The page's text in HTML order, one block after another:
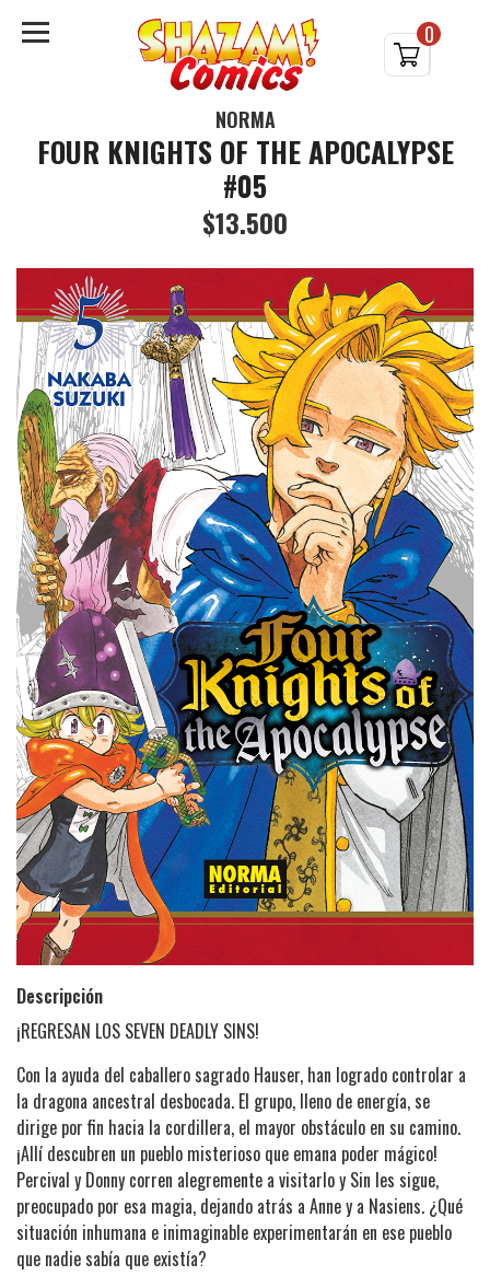
0
NORMA
FOUR KNIGHTS OF THE APOCALYPSE
#05
$13.500
Descripción
¡REGRESAN LOS SEVEN DEADLY SINS!
Con la ayuda del caballero sagrado Hauser, han logrado controlar a
la dragona ancestral desbocada. El grupo, lleno de energía, se
dirige por fin hacia la cordillera, el mayor obstáculo en su camino.
¡Allí descubren un pueblo misterioso que emana poder mágico!
Percival y Donny corren alegremente a visitarlo y Sin les sigue,
preocupado por esa magia, dejando atrás a Anne y a Nasiens. ¿Qué
situación inhumana e inimaginable experimentarán en ese pueblo
que nadie sabía que existía?